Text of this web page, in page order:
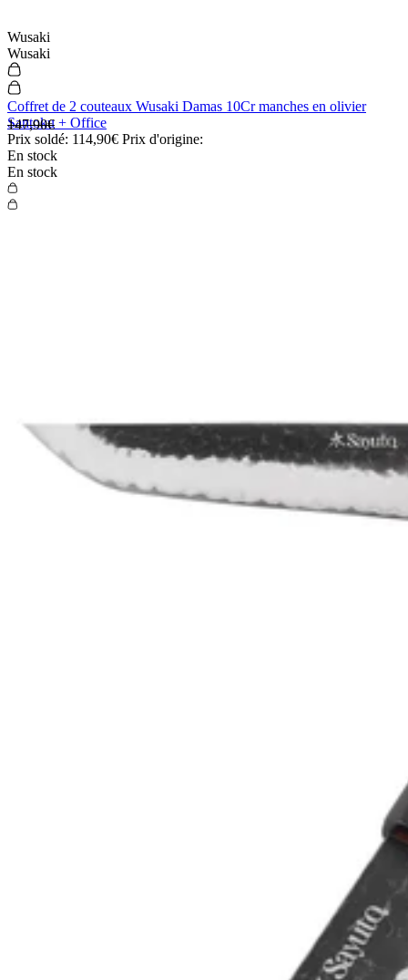
Wusaki
Wusaki
Coffret de 2 couteaux Wusaki Damas 10Cr manches en olivier
Santoku + Office
Prix soldé: 114,90€ Prix d'origine:
147,90€
En stock
En stock